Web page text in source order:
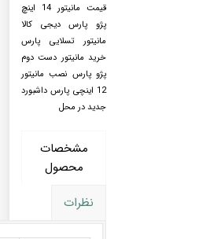
قیمت مانیتور 14 اینچ
پژو پارس دیجی کالا
مانیتور تسلایی پارس
خرید مانیتور دست دوم
پژو پارس نصب مانیتور
12 اینچی پارس داشبورد
جدید در محل
مشخصات
محصول
نظرات